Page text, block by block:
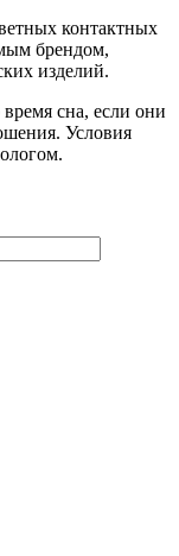
контактных
брендом,
изделий.
сна, если они
Условия